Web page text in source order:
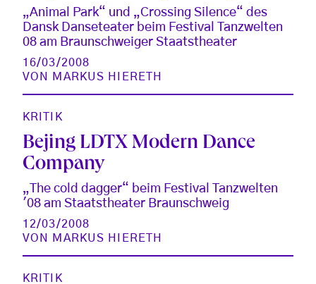
„Animal Park“ und „Crossing Silence“ des
Dansk Danseteater beim Festival Tanzwelten
08 am Braunschweiger Staatstheater
16/03/2008
VON MARKUS HIERETH
KRITIK
Bejing LDTX Modern Dance
Company
„The cold dagger“ beim Festival Tanzwelten
'08 am Staatstheater Braunschweig
12/03/2008
VON MARKUS HIERETH
KRITIK